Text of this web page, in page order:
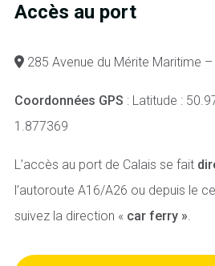
Accès au port
285 Avenue du Mérite Maritime –
Coordonnées GPS : Latitude :
1.877369
L’accès au port de Calais se fait
l’autoroute A16/A26 ou depuis le
suivez la direction « car ferry ».